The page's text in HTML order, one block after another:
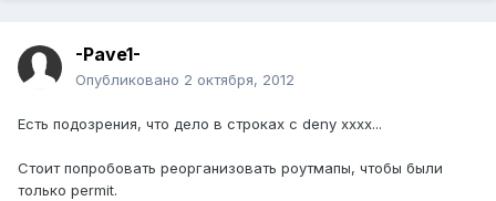
-Pave1-
Опубликовано 2 октября, 2012
Есть подозрения, что дело в строках с deny xxxx...
Стоит попробовать реорганизовать роутмапы, чтобы были
только permit.